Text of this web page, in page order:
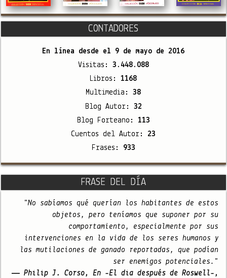
CONTADORES
En línea desde el 9 de mayo de 2016
Visitas: 3.448.088
Libros:1168
Multimedia:38
Blog Autor: 32
Blog Forteano: 113
Cuentos del Autor: 23
Frases: 933
FRASE DEL DÍA
"No sabíamos qué querían los habitantes de estos
objetos, pero teníamos que suponer por su
comportamiento, especialmente por sus
intervenciones en la vida de los seres humanos y
las mutilaciones de ganado reportadas, que podían
ser enemigos potenciales."
— Philip J. Corso, En -El día después de Roswell-,